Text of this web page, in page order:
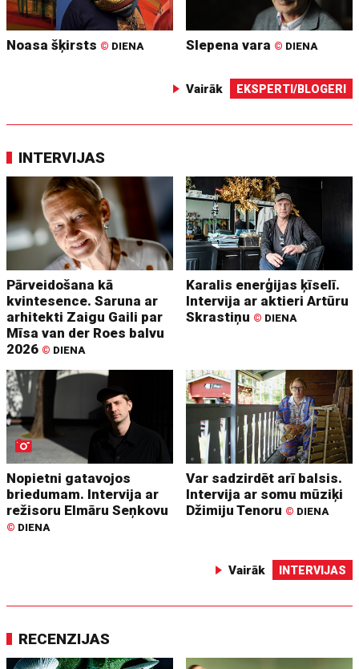
Noasa šķirsts © DIENA Slepena vara © DIENA
Vairāk EKSPERTI/BLOGERI
INTERVIJAS
Pārveidošana kā
kvintesence. Saruna ar
arhitekti Zaigu Gaili par
Mīsa van der Roes balvu
2026 © DIENA
Karalis enerģijas ķīselī.
Intervija ar aktieri Artūru
Skrastiņu © DIENA
Nopietni gatavojos
briedumam. Intervija ar
režisoru Elmāru Seņkovu
© DIENA
Var sadzirdēt arī balsis.
Intervija ar somu mūziķi
Džimiju Tenoru © DIENA
Vairāk INTERVIJAS
RECENZIJAS